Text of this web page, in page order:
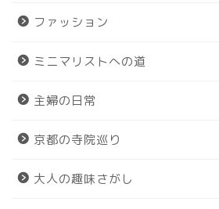
ファッション
ミニマリストへの道
主婦の日常
京都の寺院巡り
大人の趣味さがし